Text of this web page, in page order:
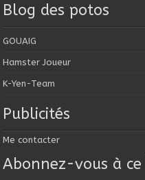
Blog des potos
GOUAIG
Hamster Joueur
K-Yen-Team
Publicités
Me contacter
Abonnez-vous à